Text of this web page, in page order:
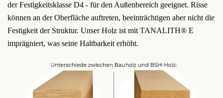
der Festigkeitsklasse D4 - für den Außenbereich geeignet. Risse
können an der Oberfläche auftreten, beeinträchtigen aber nicht die
Festigkeit der Struktur. Unser Holz ist mit TANALITH® E
imprägniert, was seine Haltbarkeit erhöht.